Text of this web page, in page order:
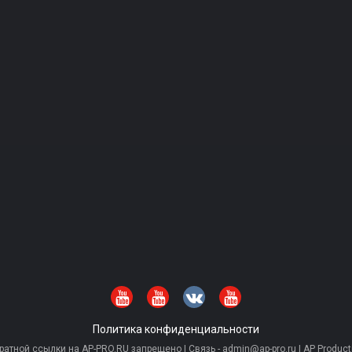
Политика конфиденциальности
ссылки на AP-PRO.RU запрещено | Связь - admin@ap-pro.ru | AP